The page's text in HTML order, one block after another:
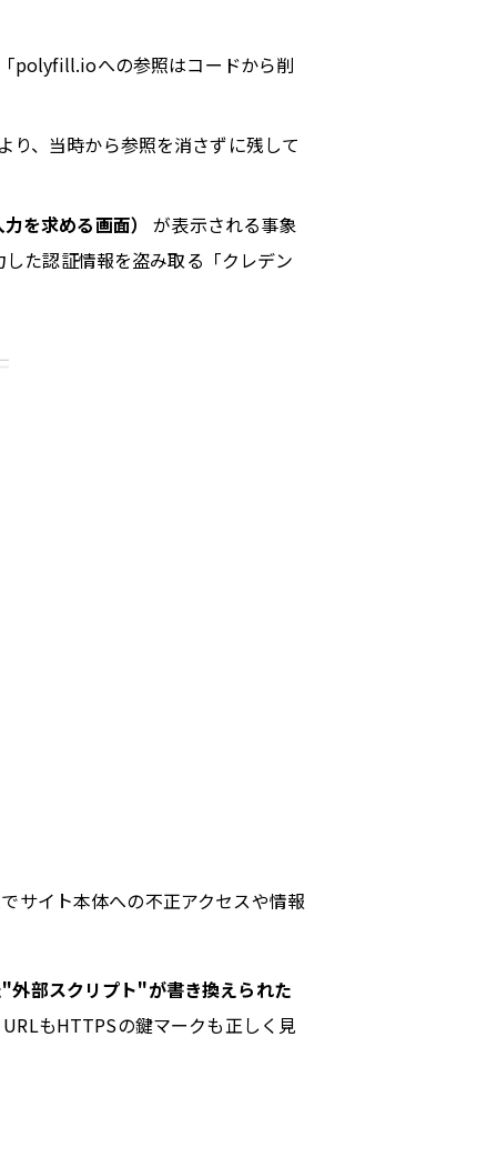
polyfill.ioへの参照はコードから削
り、当時から参照を消さずに残して
を求める画面）
が表示される事象
た認証情報を盗み取る「クレデン
サイト本体への不正アクセスや情報
外部スクリプト"が書き換えられた
もHTTPSの鍵マークも正しく見